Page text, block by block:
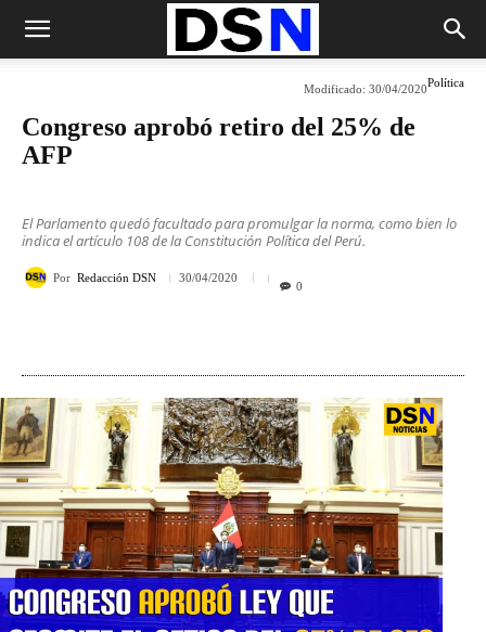
Política
Modificado: 30/04/2020
Congreso aprobó retiro del 25% de
AFP
El Parlamento quedó facultado para promulgar la norma, como bien lo
indica el artículo 108 de la Constitución Política del Perú.
Por Redacción DSN 30/04/2020
0